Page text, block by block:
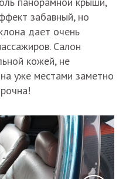
забавный, но
дает очень
Салон
кожей, не
уже местами заметно